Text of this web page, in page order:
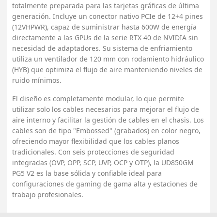
totalmente preparada para las tarjetas gráficas de última
generación. Incluye un conector nativo PCIe de 12+4 pines
(12VHPWR), capaz de suministrar hasta 600W de energía
directamente a las GPUs de la serie RTX 40 de NVIDIA sin
necesidad de adaptadores. Su sistema de enfriamiento
utiliza un ventilador de 120 mm con rodamiento hidráulico
(HYB) que optimiza el flujo de aire manteniendo niveles de
ruido mínimos.
El diseño es completamente modular, lo que permite
utilizar solo los cables necesarios para mejorar el flujo de
aire interno y facilitar la gestión de cables en el chasis. Los
cables son de tipo "Embossed" (grabados) en color negro,
ofreciendo mayor flexibilidad que los cables planos
tradicionales. Con seis protecciones de seguridad
integradas (OVP, OPP, SCP, UVP, OCP y OTP), la UD850GM
PG5 V2 es la base sólida y confiable ideal para
configuraciones de gaming de gama alta y estaciones de
trabajo profesionales.